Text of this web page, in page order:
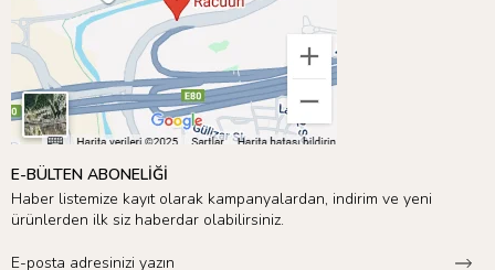
E-BÜLTEN ABONELİĞİ
Haber listemize kayıt olarak kampanyalardan, indirim ve yeni
ürünlerden ilk siz haberdar olabilirsiniz.